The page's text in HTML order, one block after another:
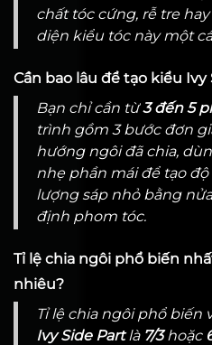
chất tóc cứng, rễ tre
diện kiểu tóc này một
Cần bao lâu để tạo kiểu Ivy
Bạn chỉ cần từ3 đến 5
trình gồm 3 bước đơn
hướng ngôi đã chia,
nhẹ phần mái để tạo
lượng sáp nhỏ bằng
định phom tóc.
Tỉ lệ chia ngôi phổ biến
nhiêu?
Tỉ lệ chia ngôi phổ biến
Ivy Side Partlà 7/3hoặc